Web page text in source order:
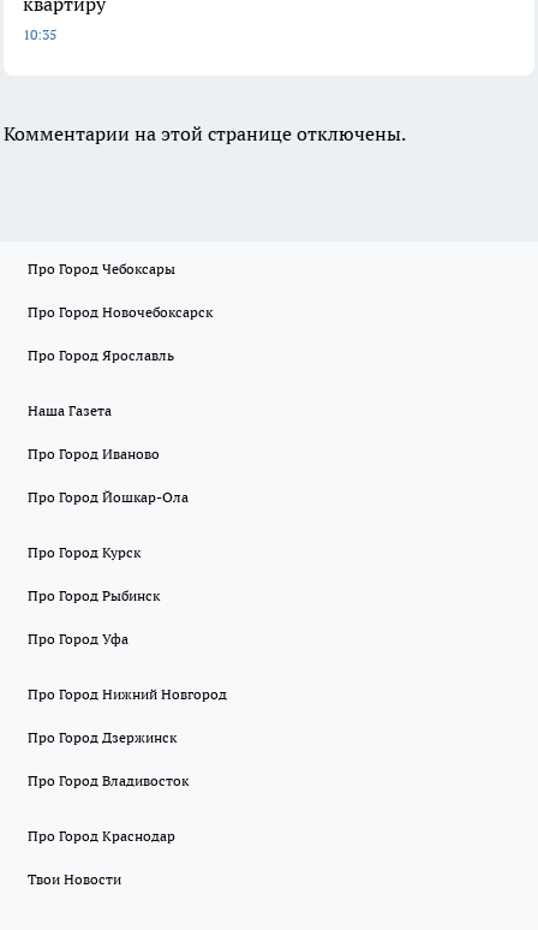
10:35
Комментарии на этой странице отключены.
Про Город Чебоксары
Про Город Новочебоксарск
Про Город Ярославль
Наша Газета
Про Город Иваново
Про Город Йошкар-Ола
Про Город Курск
Про Город Рыбинск
Про Город Уфа
Про Город Нижний Новгород
Про Город Дзержинск
Про Город Владивосток
Про Город Краснодар
Твои Новости